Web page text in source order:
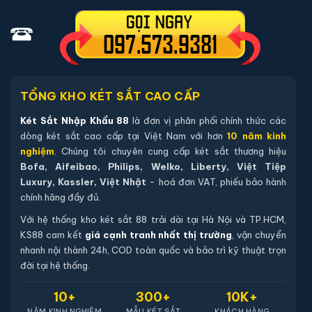
02 chìa khoá cơ chính hãng đi kèm.
04 viên pin Alkaline AA mới chính hãng (đã lắp sẵn, dự
phòng tối thiểu 12 tháng).
Hướng dẫn sử dụng tiếng Việt và quy trình thiết lập mã.
Thẻ bảo hành chính hãng - đăng ký online qua mã sản
phẩm trên website.
Hướng dẫn mua Két sắt Philips VALIS-
PRO-V vân tay màu gold chính hãng
Mua hàng tại két sắt nhập khẩu 88 bạn có thể
chon lựa những cách sau:
Cách 1: Bạn chọn sản phẩm và ấn vào mua hàng hệ
thống sẽ chuyển đến trang checkout. Ở trang check
out bạn kiểm tra lại thông tin sản phẩm 1 lần nữa. Nếu
những thông tin đã chính xác bạn tiếp tục ấn thanh
toán bạn cần để lại những thông tin cần thiết ở màn
TỔNG KHO KÉT SẮT CAO CẤP
Két Sắt Nhập Khẩu 88 là đơn vị phân phối chính thức các
dòng két sắt cao cấp tại Việt Nam với hơn10 năm kinh
nghiệm . Chúng tôi chuyên cung cấp két sắt thương hiệu
Bofa, Aifeibao, Philips, Welko, Liberty, Việt Tiệp
Luxury, Kassler, Việt Nhật - hoá đơn VAT, phiếu bảo hành
chính hãng đầy đủ.
Với hệ thống kho két sắt 88 trải dài tại Hà Nội và TP.HCM,
KS88 cam kết giá cạnh tranh nhất thị trường , vận chuyển
nhanh nội thành 24h, COD toàn quốc và bảo trì kỹ thuật trọn
đời tại hệ thống.
10+ 300+ 10K+